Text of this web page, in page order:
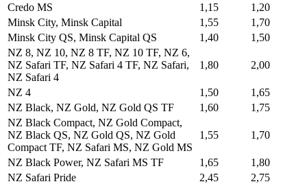
Credo MS
1,15
1,20
Minsk City, Minsk Capital
1,55
1,70
Minsk City QS, Minsk Capital QS
1,40
1,50
NZ 8, NZ 10, NZ 8 TF, NZ 10 TF, NZ 6,
NZ Safari TF, NZ Safari 4 TF, NZ Safari,
NZ Safari 4
1,80 2,00
NZ 4 1,50
1,65
NZ Black, NZ Gold, NZ Gold QS TF
1,60
1,75
NZ Black Compact, NZ Gold Compact,
NZ Black QS, NZ Gold QS, NZ Gold
Compact TF, NZ Safari MS, NZ Gold MS
1,55 1,70
NZ Black Power, NZ Safari MS TF 1,65
1,80
NZ Safari Pride
2,45
2,75